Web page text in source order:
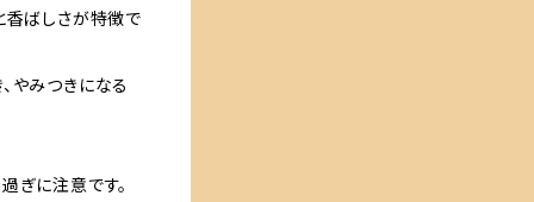
香ばしさが特徴で
やみつきになる
ぎに注意です。